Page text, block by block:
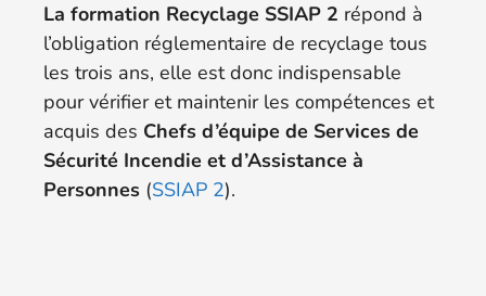
La formation Recyclage SSIAP 2 répond à
l’obligation réglementaire de recyclage tous
les trois ans, elle est donc indispensable
pour vérifier et maintenir les compétences et
acquis des Chefs d’équipe de Services de
Sécurité Incendie et d’Assistance à
Personnes (SSIAP 2).